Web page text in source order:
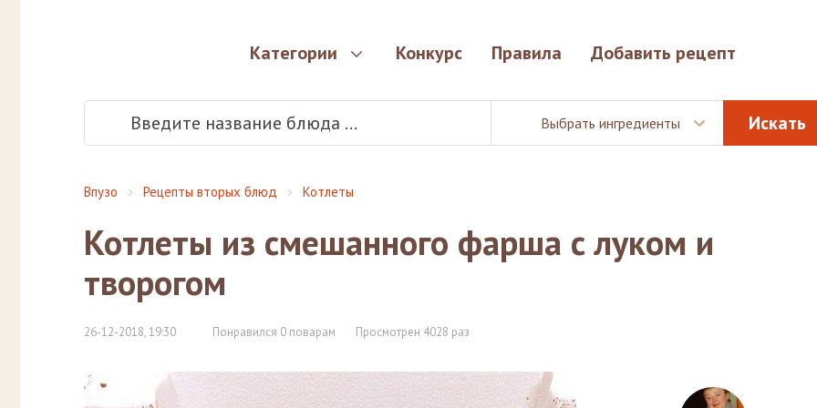
Категории Конкурс Правила Добавить рецепт
Выбрать ингредиенты
Впузо Рецепты вторых блюд Котлеты
Котлеты из смешанного фарша с луком и
творогом
26-12-2018, 19:30 Понравился 0 поварам Просмотрен 4028 раз